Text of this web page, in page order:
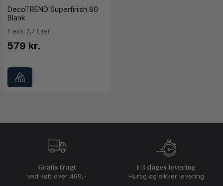
DecoTREND Superfinish 80
Blank
F.eks. 2,7 Liter
579 kr.
Gratis fragt
ved køb over 499,-
1-3 dages levering
Hurtig og sikker levering